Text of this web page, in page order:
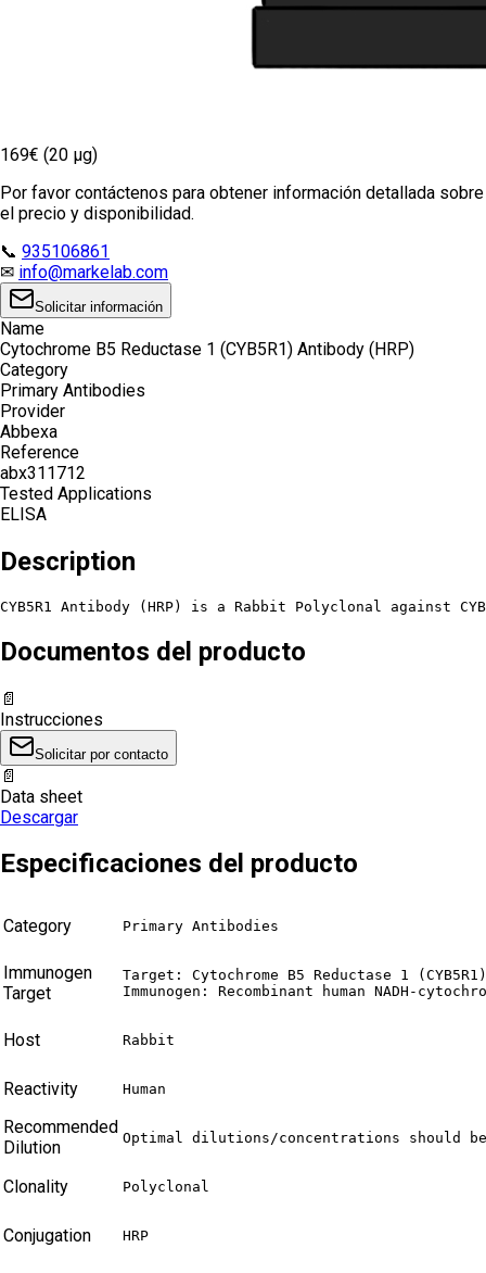
169€ (20 µg)
Por favor contáctenos para obtener información detallada sobre
el precio y disponibilidad.
📞 935106861
✉ info@markelab.com
Solicitar información
Name
Cytochrome B5 Reductase 1 (CYB5R1) Antibody (HRP)
Category
Primary Antibodies
Provider
Abbexa
Reference
abx311712
Tested Applications
ELISA
Description
CYB5R1 Antibody (HRP) is a Rabbit Polyclonal against
Documentos del producto
📄
Instrucciones
Solicitar por contacto
📄
Data sheet
Descargar
Especificaciones del producto
Category Primary Antibodies
Immunogen
Target
Target: Cytochrome B5 Reductase 1 (CYB5R1)
Immunogen: Recombinant human NADH-
Host Rabbit
Reactivity Human
Recommended
Dilution
Optimal dilutions/concentrations should
Clonality Polyclonal
Conjugation HRP